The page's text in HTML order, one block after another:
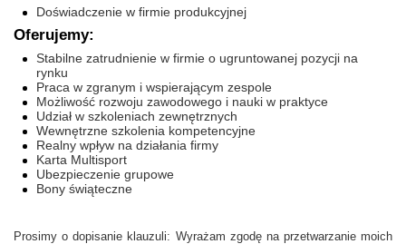
Doświadczenie w firmie produkcyjnej
Oferujemy:
Stabilne zatrudnienie w firmie o ugruntowanej pozycji na
rynku
Praca w zgranym i wspierającym zespole
Możliwość rozwoju zawodowego i nauki w praktyce
Udział w szkoleniach zewnętrznych
Wewnętrzne szkolenia kompetencyjne
Realny wpływ na działania firmy
Karta Multisport
Ubezpieczenie grupowe
Bony świąteczne
Prosimy o dopisanie klauzuli: Wyrażam zgodę na przetwarzanie moich